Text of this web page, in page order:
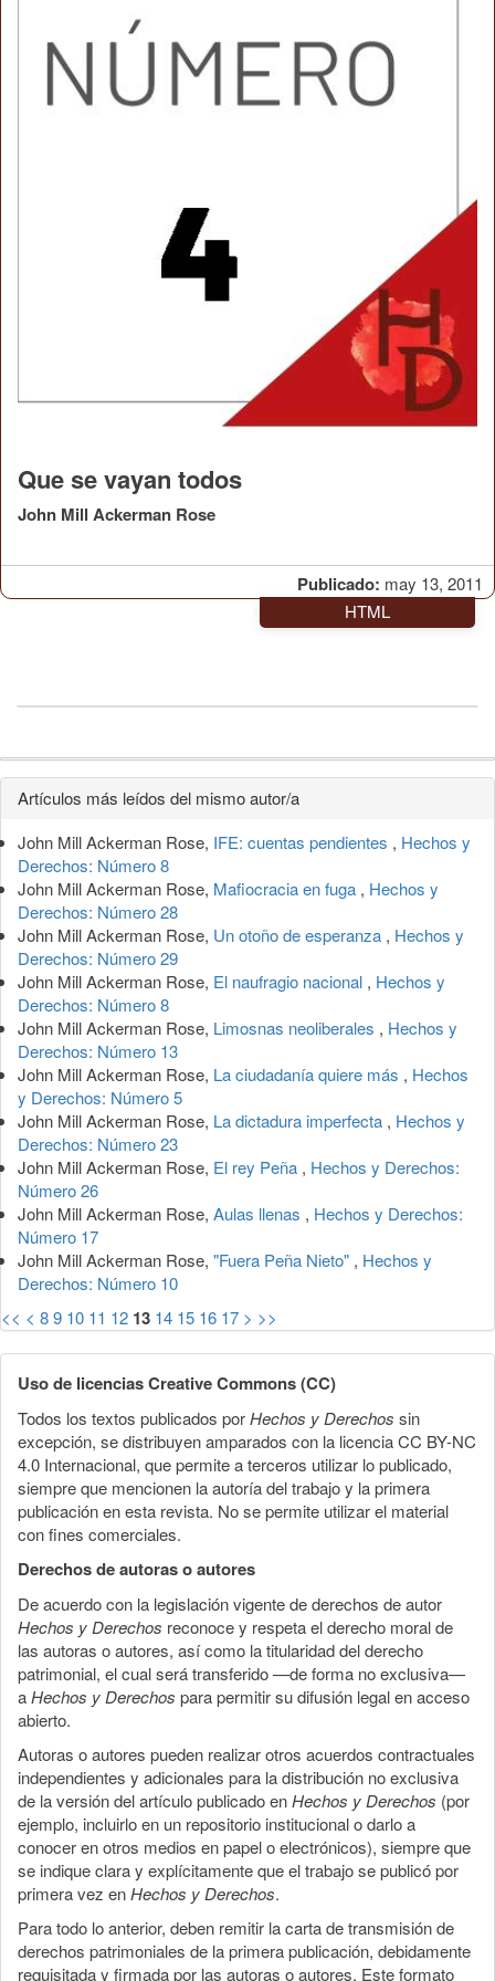
Publicado: may 13, 2011
Que se vayan todos
John Mill Ackerman Rose
HTML
Detalles
del
artículo
Artículos más leídos del mismo autor/a
John Mill Ackerman Rose, IFE: cuentas pendientes , Hechos y
Derechos: Número 8
John Mill Ackerman Rose, Mafiocracia en fuga , Hechos y
Derechos: Número 28
John Mill Ackerman Rose, Un otoño de esperanza , Hechos y
Derechos: Número 29
John Mill Ackerman Rose, El naufragio nacional , Hechos y
Derechos: Número 8
John Mill Ackerman Rose, Limosnas neoliberales , Hechos y
Derechos: Número 13
John Mill Ackerman Rose, La ciudadanía quiere más , Hechos
y Derechos: Número 5
John Mill Ackerman Rose, La dictadura imperfecta , Hechos y
Derechos: Número 23
John Mill Ackerman Rose, El rey Peña , Hechos y Derechos:
Número 26
John Mill Ackerman Rose, Aulas llenas , Hechos y Derechos:
Número 17
John Mill Ackerman Rose, "Fuera Peña Nieto" , Hechos y
Derechos: Número 10
<< < 89 10 11 12 13 14 15 16 17 > >>
Uso de licencias Creative Commons (CC)
Todos los textos publicados porHechos y Derechos sin
excepción, se distribuyen amparados con la licencia CC BY-NC
4.0 Internacional, que permite a terceros utilizar lo publicado,
siempre que mencionen la autoría del trabajo y la primera
publicación en esta revista. No se permite utilizar el material
con fines comerciales.
Derechos de autoras o autores
De acuerdo con la legislación vigente de derechos de autor
Hechos y Derechos reconoce y respeta el derecho moral de
las autoras o autores, así como la titularidad del derecho
patrimonial, el cual será transferido —de forma no exclusiva—
aHechos y Derechos para permitir su difusión legal en acceso
abierto.
Autoras o autores pueden realizar otros acuerdos contractuales
independientes y adicionales para la distribución no exclusiva
de la versión del artículo publicado enHechos y Derechos (por
ejemplo, incluirlo en un repositorio institucional o darlo a
conocer en otros medios en papel o electrónicos), siempre que
se indique clara y explícitamente que el trabajo se publicó por
primera vez enHechos y Derechos.
Para todo lo anterior, deben remitir la carta de transmisión de
derechos patrimoniales de la primera publicación, debidamente
requisitada y firmada por las autoras o autores. Este formato